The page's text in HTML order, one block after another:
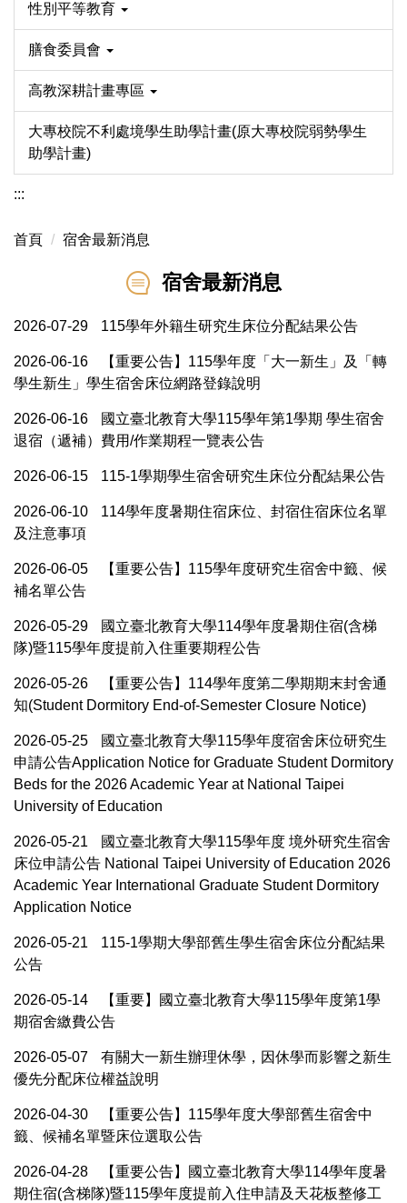
性別平等教育
膳食委員會
高教深耕計畫專區
大專校院不利處境學生助學計畫(原大專校院弱勢學生
助學計畫)
:::
首頁 宿舍最新消息
宿舍最新消息
2026-07-29 115學年外籍生研究生床位分配結果公告
2026-06-16
【重要公告】115學年度「大一新生」及「轉
學生新生」學生宿舍床位網路登錄說明
2026-06-16
國立臺北教育大學115學年第1學期 學生宿舍
退宿（遞補）費用/作業期程一覽表公告
2026-06-15 115-1學期學生宿舍研究生床位分配結果公告
2026-06-10
114學年度暑期住宿床位、封宿住宿床位名單
及注意事項
2026-06-05
【重要公告】115學年度研究生宿舍中籤、候
補名單公告
2026-05-29
國立臺北教育大學114學年度暑期住宿(含梯
隊)暨115學年度提前入住重要期程公告
2026-05-26
【重要公告】114學年度第二學期期末封舍通
知(Student Dormitory End-of-Semester Closure Notice)
2026-05-25
國立臺北教育大學115學年度宿舍床位研究生
申請公告Application Notice for Graduate Student Dormitory
Beds for the 2026 Academic Year at National Taipei
University of Education
2026-05-21
國立臺北教育大學115學年度 境外研究生宿舍
床位申請公告 National Taipei University of Education 2026
Academic Year International Graduate Student Dormitory
Application Notice
2026-05-21
115-1學期大學部舊生學生宿舍床位分配結果
公告
2026-05-14
【重要】國立臺北教育大學115學年度第1學
期宿舍繳費公告
2026-05-07
有關大一新生辦理休學，因休學而影響之新生
優先分配床位權益說明
2026-04-30
【重要公告】115學年度大學部舊生宿舍中
籤、候補名單暨床位選取公告
2026-04-28
【重要公告】國立臺北教育大學114學年度暑
期住宿(含梯隊)暨115學年度提前入住申請及天花板整修工